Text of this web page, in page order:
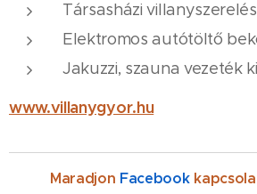
Társasházi villanyszerelés
Elektromos autótöltő
Jakuzzi, szauna vezeték
www.villanygyor.hu
Maradjon Facebook